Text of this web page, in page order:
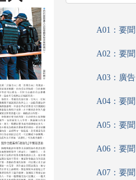
A01：要聞
A02：要聞
A03：廣告
A04：要聞
A05：要聞
A06：要聞
A07：要聞